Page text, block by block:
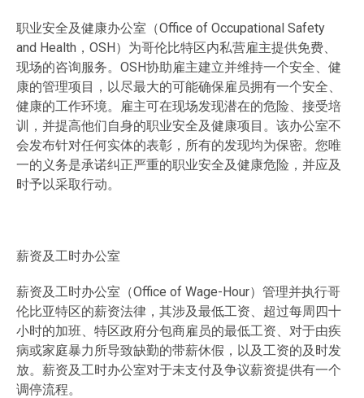
职业安全及健康办公室（Office of Occupational Safety
and Health，OSH）为哥伦比特区内私营雇主提供免费、
现场的咨询服务。OSH协助雇主建立并维持一个安全、健
康的管理项目，以尽最大的可能确保雇员拥有一个安全、
健康的工作环境。雇主可在现场发现潜在的危险、接受培
训，并提高他们自身的职业安全及健康项目。该办公室不
会发布针对任何实体的表彰，所有的发现均为保密。您唯
一的义务是承诺纠正严重的职业安全及健康危险，并应及
时予以采取行动。
薪资及工时办公室
薪资及工时办公室（Office of Wage-Hour）管理并执行哥
伦比亚特区的薪资法律，其涉及最低工资、超过每周四十
小时的加班、特区政府分包商雇员的最低工资、对于由疾
病或家庭暴力所导致缺勤的带薪休假，以及工资的及时发
放。薪资及工时办公室对于未支付及争议薪资提供有一个
调停流程。